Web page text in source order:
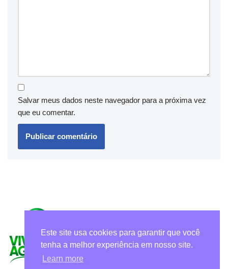
Salvar meus dados neste navegador para a próxima vez
que eu comentar.
Este site usa cookies para garantir que você
tenha a melhor experiência em nosso site.
Learn more